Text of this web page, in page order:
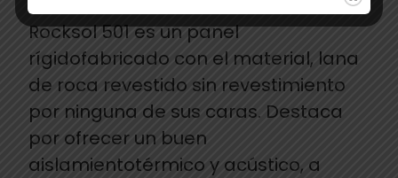
Rocksol 501 es un panel
rígidofabricado con el material, lana
de roca revestido sin revestimiento
por ninguna de sus caras. Destaca
por ofrecer un buen
aislamientotérmico y acústico, a